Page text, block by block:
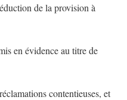
de la provision à
en évidence au titre de
contentieuses, et